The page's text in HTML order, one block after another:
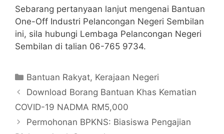
Sebarang pertanyaan lanjut mengenai Bantuan
One-Off Industri Pelancongan Negeri Sembilan
ini, sila hubungi Lembaga Pelancongan Negeri
Sembilan di talian 06-765 9734.
Categories
Bantuan Rakyat, Kerajaan Negeri
Download Borang Bantuan Khas Kematian
COVID-19 NADMA RM5,000
Permohonan BPKNS: Biasiswa Pengajian